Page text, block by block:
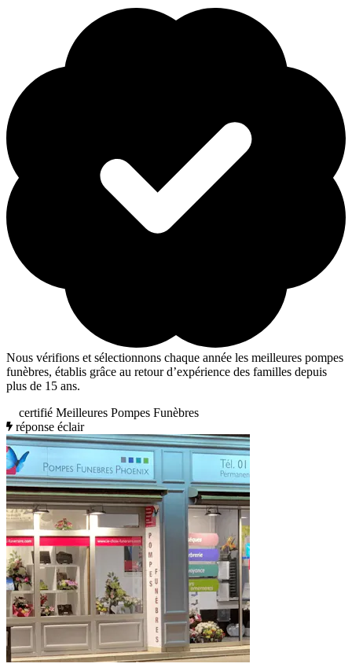
Nous vérifions et sélectionnons chaque année les meilleures pompes
funèbres, établis grâce au retour d’expérience des familles depuis
plus de 15 ans.
certifié Meilleures Pompes Funèbres
réponse éclair